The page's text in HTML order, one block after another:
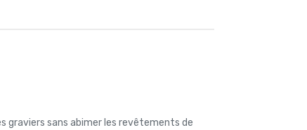
graviers sans abimer les revêtements de